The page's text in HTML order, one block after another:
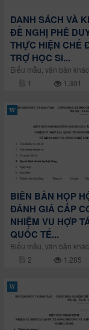
DANH SÁCH VÀ
ĐỀ NGHỊ PHÊ
THỰC HIỆN CHẾ
TRỢ HỌC SI...
Biểu mẫu, văn bản khác
1
1.301
BIÊN BẢN HỌP
ĐÁNH GIÁ CẤP
NHIỆM VU HỢP
QUỐC TẾ...
Biểu mẫu, văn bản khác
2
1.285